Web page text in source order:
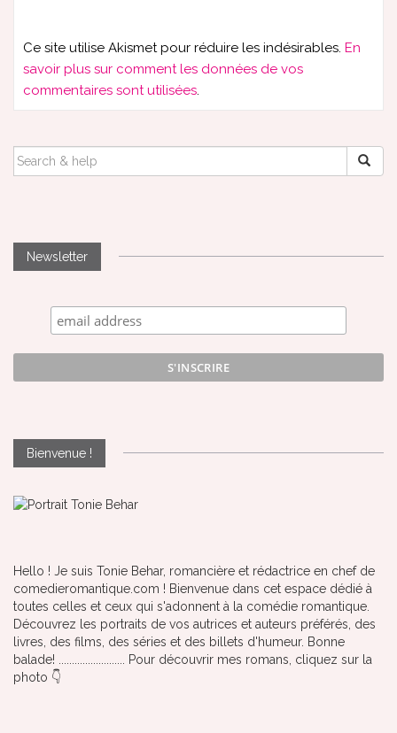
Ce site utilise Akismet pour réduire les indésirables. En
savoir plus sur comment les données de vos
commentaires sont utilisées.
SEARCH
FOR:
Newsletter
Bienvenue !
Hello ! Je suis Tonie Behar, romancière et rédactrice en chef de
comedieromantique.com ! Bienvenue dans cet espace dédié à
toutes celles et ceux qui s'adonnent à la comédie romantique.
Découvrez les portraits de vos autrices et auteurs préférés, des
livres, des films, des séries et des billets d'humeur. Bonne
balade! ......................... Pour découvrir mes romans, cliquez sur la
photo 👇